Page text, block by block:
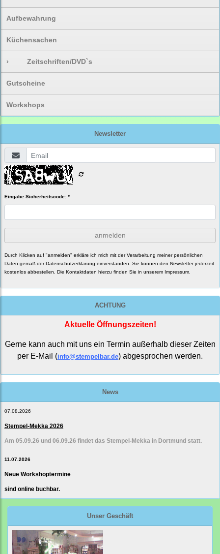
Aufbewahrung
Küchensachen
› Zeitschriften/DVD`s
Gutscheine
Workshops
Newsletter
Eingabe Sicherheitscode: *
anmelden
Durch Klicken auf "anmelden" erkläre ich mich mit der Verarbeitung meiner persönlichen
Daten gemäß der Datenschutzerklärung einverstanden. Sie können den Newsletter jederzeit
kostenlos abbestellen. Die Kontaktdaten hierzu finden Sie in unserem Impressum.
ACHTUNG
Aktuelle Öffnungszeiten!
Gerne kann auch mit uns ein Termin außerhalb dieser Zeiten
per E-Mail (info@stempelbar.de) abgesprochen werden.
News
07.08.2026
Stempel-Mekka 2026
Am 05.09.26 und 06.09.26 findet das Stempel-Mekka in Dortmund statt.
11.07.2026
Neue Workshoptermine
sind online buchbar.
Unser Geschäft